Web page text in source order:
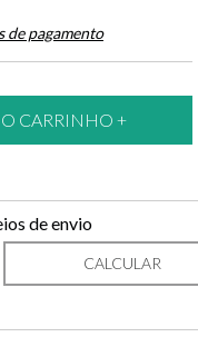
de pagamento
de envio
CALCULAR